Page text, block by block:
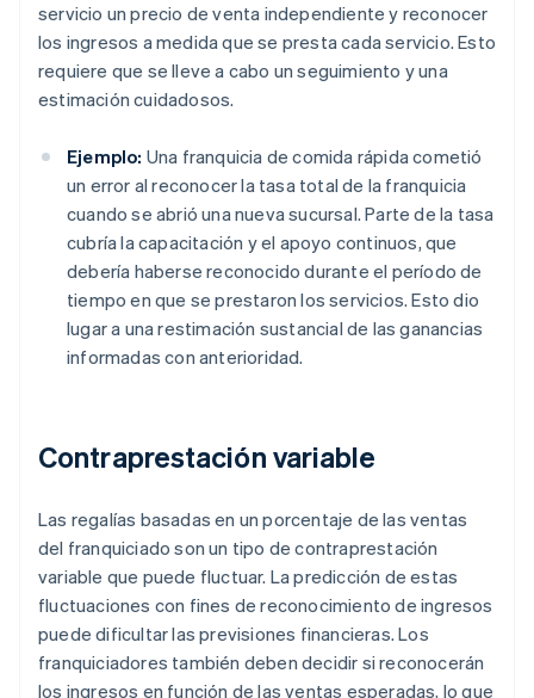
servicio un precio de venta independiente y reconocer
los ingresos a medida que se presta cada servicio. Esto
requiere que se lleve a cabo un seguimiento y una
estimación cuidadosos.
Ejemplo: Una franquicia de comida rápida cometió
un error al reconocer la tasa total de la franquicia
cuando se abrió una nueva sucursal. Parte de la tasa
cubría la capacitación y el apoyo continuos, que
debería haberse reconocido durante el período de
tiempo en que se prestaron los servicios. Esto dio
lugar a una restimación sustancial de las ganancias
informadas con anterioridad.
Contraprestación variable
Las regalías basadas en un porcentaje de las ventas
del franquiciado son un tipo de contraprestación
variable que puede fluctuar. La predicción de estas
fluctuaciones con fines de reconocimiento de ingresos
puede dificultar las previsiones financieras. Los
franquiciadores también deben decidir si reconocerán
los ingresos en función de las ventas esperadas, lo que